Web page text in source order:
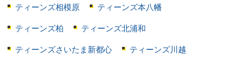
ティーンズ相模原 ティーンズ本八幡
ティーンズ柏 ティーンズ北浦和
ティーンズさいたま新都心 ティーンズ川越